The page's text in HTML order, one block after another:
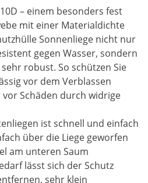
– einem besonders fest
mit einer Materialdichte
Sonnenliege nicht nur
gegen Wasser, sondern
robust. So schützen Sie
vor dem Verblassen
Schäden durch widrige
ist schnell und einfach
über die Liege geworfen
am unteren Saum
lässt sich der Schutz
sehr klein